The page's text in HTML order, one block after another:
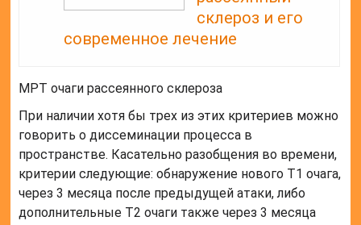
склероз и его
современное лечение
МРТ очаги рассеянного склероза
При наличии хотя бы трех из этих критериев можно
говорить о диссеминации процесса в
пространстве. Касательно разобщения во времени,
критерии следующие: обнаружение нового Т1 очага,
через 3 месяца после предыдущей атаки, либо
дополнительные Т2 очаги также через 3 месяца